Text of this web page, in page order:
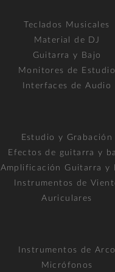
Teclados Musicales
Material de DJ
Guitarra y Bajo
Monitores de Estudio
Interfaces de Audio
Estudio y Grabación
Efectos de guitarra y
Amplificación Guitarra y
Instrumentos de
Auriculares
Instrumentos de Arco
Micrófonos